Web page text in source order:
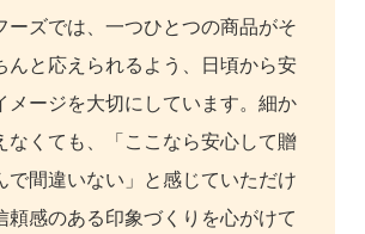
ーズでは、一つひとつの商品がそ
んと応えられるよう、日頃から安
メージを大切にしています。細か
なくても、「ここなら安心して贈
で間違いない」と感じていただけ
頼感のある印象づくりを心がけて